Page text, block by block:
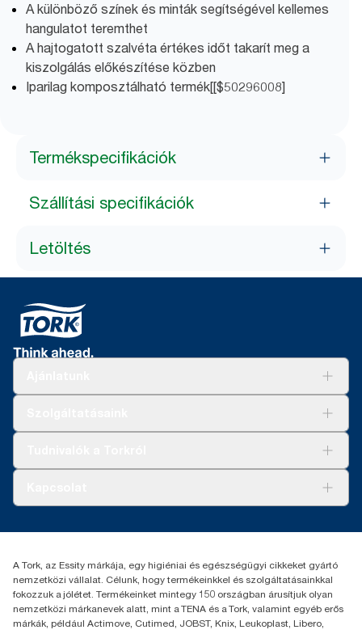
A különböző színek és minták segítségével kellemes
hangulatot teremthet
A hajtogatott szalvéta értékes időt takarít meg a
kiszolgálás előkészítése közben
Iparilag komposztálható termék[[$50296008]
Termékspecifikációk
Szállítási specifikációk
Letöltés
+36 1 392 2176
H-1021 Budapest
Budakeszi út 51.
A Tork, az Essity márkája, egy higiéniai és egészségügyi cikkeket gyártó
nemzetközi vállalat. Célunk, hogy termékeinkkel és szolgáltatásainkkal
fokozzuk a jólétet. Termékeinket mintegy 150 országban árusítjuk olyan
nemzetközi márkanevek alatt, mint a TENA és a Tork, valamint egyéb erős
márkák, például Actimove, Cutimed, JOBST, Knix, Leukoplast, Libero,